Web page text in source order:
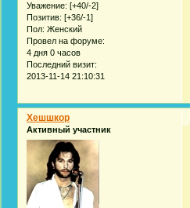
Уважение: [+40/-2]
Позитив: [+36/-1]
Пол: Женский
Провел на форуме:
4 дня 0 часов
Последний визит:
2013-11-14 21:10:31
Хешшкор
Активный участник